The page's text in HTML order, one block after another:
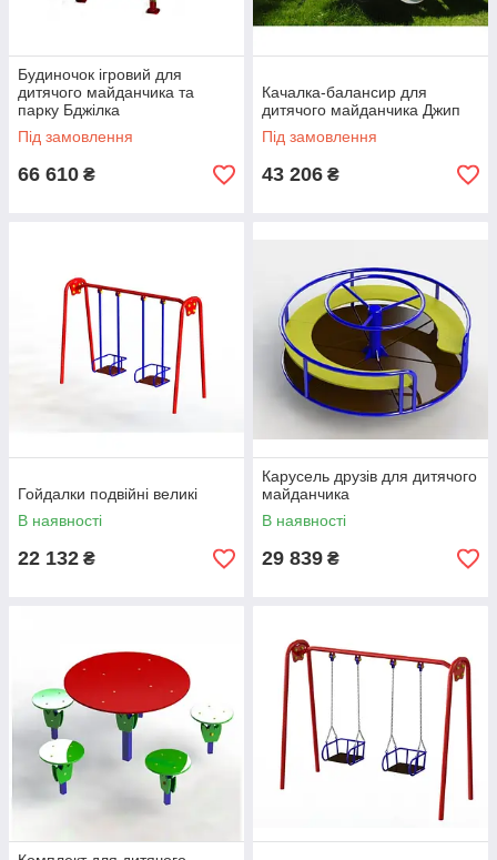
Будиночок ігровий для
дитячого майданчика та
парку Бджілка
Під замовлення
66 610 ₴
Качалка-балансир для
дитячого майданчика Джип
Під замовлення
43 206 ₴
Гойдалки подвійні великі
В наявності
22 132 ₴
Карусель друзів для дитячого
майданчика
В наявності
29 839 ₴